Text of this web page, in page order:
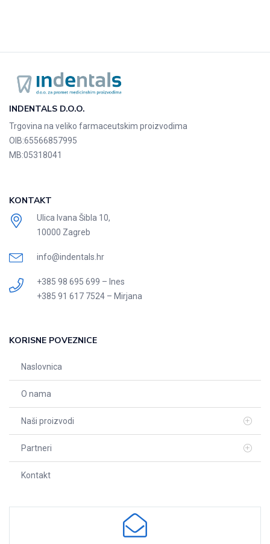
INDENTALS D.O.O.
Trgovina na veliko farmaceutskim proizvodima
OIB:65566857995
MB:05318041
KONTAKT
Ulica Ivana Šibla 10,
10000 Zagreb
info@indentals.hr
+385 98 695 699 – Ines
+385 91 617 7524 – Mirjana
KORISNE POVEZNICE
Naslovnica
O nama
Naši proizvodi
Partneri
Kontakt